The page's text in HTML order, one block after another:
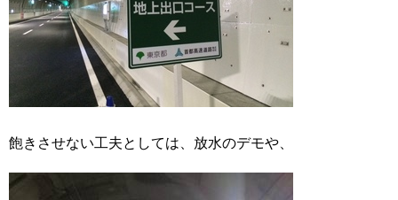
飽きさせない工夫としては、放水のデモや、